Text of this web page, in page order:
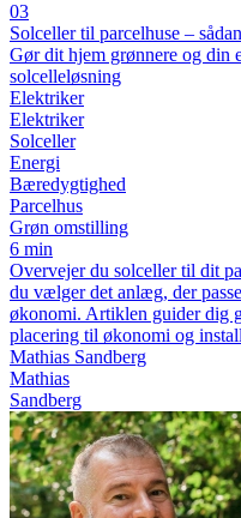
03
Solceller til parcelhuse –
Gør dit hjem grønnere og din
solcelleløsning
Elektriker
Elektriker
Solceller
Energi
Bæredygtighed
Parcelhus
Grøn omstilling
6 min
Overvejer du solceller til dit
du vælger det anlæg, der
økonomi. Artiklen guider dig
placering til økonomi og
Mathias Sandberg
Mathias
Sandberg